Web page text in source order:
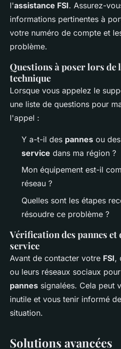
l'assistance FSI. Assurez-
informations pertinentes à
votre numéro de compte et
problème.
Questions à poser lors de
technique
Lorsque vous appelez le
une liste de questions pour
l'appel :
Y a-t-il des pannes ou des
service dans ma région ?
Mon équipement est-il
réseau ?
Quelles sont les étapes
résoudre ce problème ?
Vérification des pannes
service
Avant de contacter votre FSI,
ou leurs réseaux sociaux
pannes signalées. Cela peut
inutile et vous tenir informé
situation.
Solutions avancées